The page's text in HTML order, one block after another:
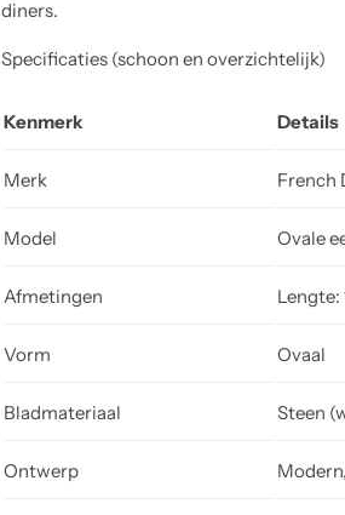
diners.
Specificaties (schoon en overzichtelijk)
Kenmerk Details
Merk French
Model Ovale
Afmetingen
Vorm Ovaal
Bladmateriaal Steen
Ontwerp